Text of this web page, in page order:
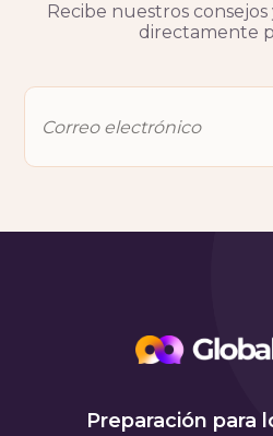
Recibe nuestros consejos
directamente
Preparación para